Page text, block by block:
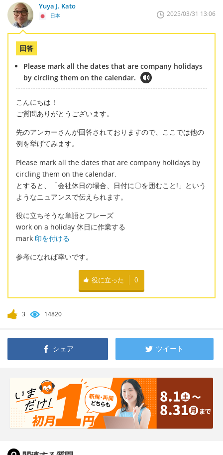
Yuya J. Kato
日本 2025/03/31 13:06
回答
Please mark all the dates that are company holidays
by circling them on the calendar.
こんにちは！
ご質問ありがとうございます。
先のアンカーさんが回答されておりますので、ここでは他の
例を挙げてみます。
Please mark all the dates that are company holidays by
circling them on the calendar.
とすると、「会社休日の場合、日付に〇を囲むこと!」という
ようなニュアンスで伝えられます。
役に立ちそうな単語とフレーズ
work on a holiday 休日に作業する
mark 印を付ける
参考になれば幸いです。
役に立った 0
3 14820
シェア ツイート